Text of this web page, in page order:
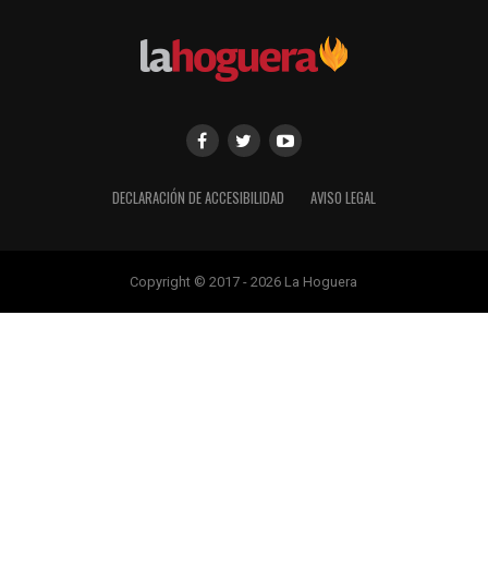
DECLARACIÓN DE ACCESIBILIDAD AVISO LEGAL
Copyright © 2017 - 2026 La Hoguera